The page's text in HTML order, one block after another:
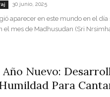
30 junio, 2025
aparecer en este mundo en el día
el mes de Madhusudan (Sri
Año Nuevo:
Para